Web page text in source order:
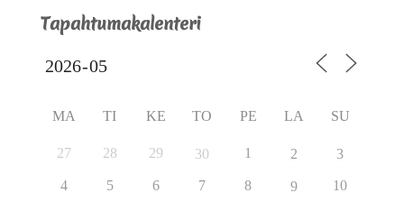
Tapahtumakalenteri
MA TI KE TO PE LA SU
27 28 29 30 1 2 3
4 5 6 7 8 9 10